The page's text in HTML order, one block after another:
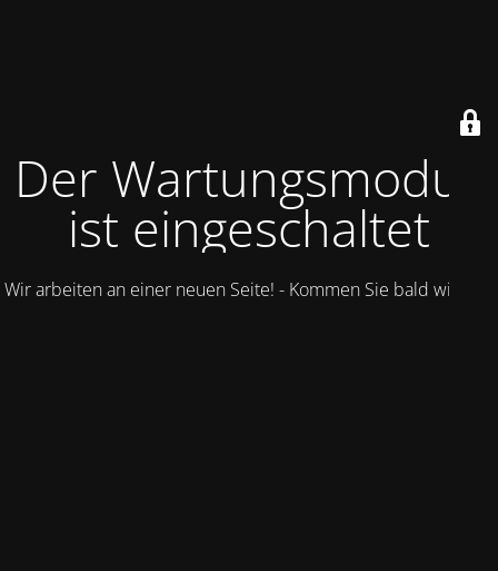
Der Wartungsmodus
ist eingeschaltet
Wir arbeiten an einer neuen Seite! - Kommen Sie bald wieder.